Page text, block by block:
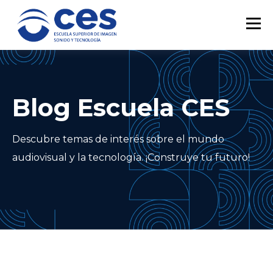
Blog Escuela CES
Descubre temas de interés sobre el mundo
audiovisual y la tecnología. ¡Construye tu futuro!